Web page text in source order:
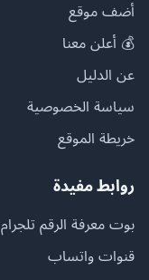
أضف موقع
💰 أعلن معنا
عن الدليل
سياسة الخصوصية
خريطة الموقع
روابط مفيدة
بوت معرفة الرقم تلجرام
قنوات واتساب